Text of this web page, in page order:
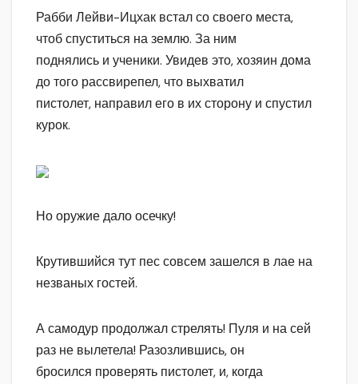
Рабби Лейви-Ицхак встал со своего места,
чтоб спуститься на землю. За ним
поднялись и ученики. Увидев это, хозяин дома
до того рассвирепел, что выхватил
пистолет, направил его в их сторону и спустил
курок.
Но оружие дало осечку!
Крутившийся тут пес совсем зашелся в лае на
незваных гостей.
А самодур продолжал стрелять! Пуля и на сей
раз не вылетела! Разозлившись, он
бросился проверять пистолет, и, когда